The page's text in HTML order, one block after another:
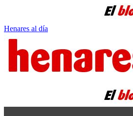
Henares al día